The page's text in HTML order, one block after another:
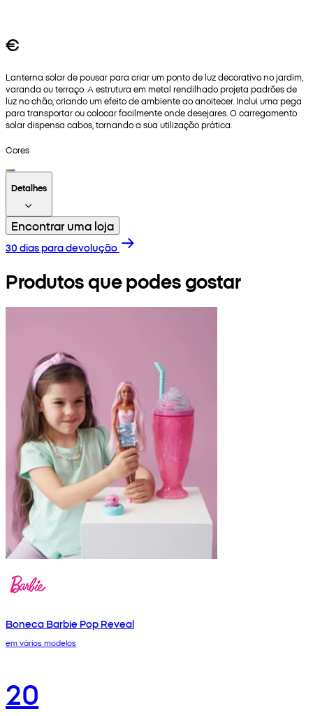
€
Lanterna solar de pousar para criar um ponto de luz decorativo no jardim,
varanda ou terraço. A estrutura em metal rendilhado projeta padrões de
luz no chão, criando um efeito de ambiente ao anoitecer. Inclui uma pega
para transportar ou colocar facilmente onde desejares. O carregamento
solar dispensa cabos, tornando a sua utilização prática.
Cores
Detalhes
Encontrar uma loja
30 dias para devolução
Produtos que podes gostar
Boneca Barbie Pop Reveal
em vários modelos
20